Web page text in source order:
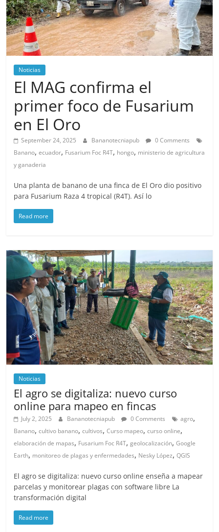
Noticias
El MAG confirma el
primer foco de Fusarium
en El Oro
September 24, 2025 Bananotecniapub
0 Comments
Banano,ecuador, Fusarium Foc R4T, hongo, ministerio de agricultura
y ganaderia
Una planta de banano de una finca de El Oro dio positivo
para Fusarium Raza 4 tropical (R4T). Así lo
Read more
Noticias
El agro se digitaliza: nuevo curso
online para mapeo en fincas
July 2, 2025 Bananotecniapub 0 Comments agro,
Banano,cultivo banano,cultivos,Curso mapeo,curso online,
elaboración de mapas, Fusarium Foc R4T,geolocalización,Google
Earth, monitoreo de plagas y enfermedades, Nesky López,QGIS
El agro se digitaliza: nuevo curso online enseña a mapear
parcelas y monitorear plagas con software libre La
transformación digital
Read more